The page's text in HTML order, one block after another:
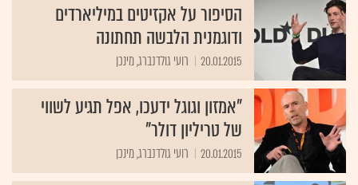
הסיפור על אקזיטים במיליארדים
ודוגמנית הלבשה תחתונה
20.01.2015 רועי גולדנברג, מינכן
"אמזון וגוגל ידעכו, אפל תגיע לשווי
של טריליון דולר"
20.01.2015 רועי גולדנברג, מינכן